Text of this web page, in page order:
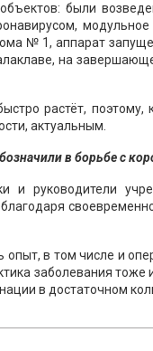
объектов: были
№ 1, аппарат
на
растёт,
актуальным.
в борьбе с
и руководители
в том числе и
заболевания тоже
в достаточном